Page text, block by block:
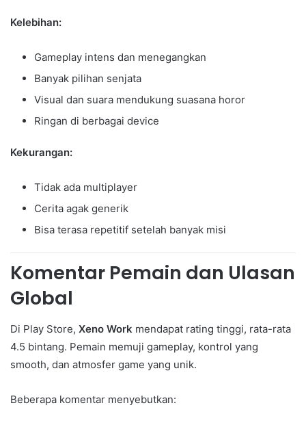
Kelebihan:
Gameplay intens dan menegangkan
Banyak pilihan senjata
Visual dan suara mendukung suasana horor
Ringan di berbagai device
Kekurangan:
Tidak ada multiplayer
Cerita agak generik
Bisa terasa repetitif setelah banyak misi
Komentar Pemain dan Ulasan
Global
Di Play Store, Xeno Work mendapat rating tinggi, rata-rata
4.5 bintang. Pemain memuji gameplay, kontrol yang
smooth, dan atmosfer game yang unik.
Beberapa komentar menyebutkan: